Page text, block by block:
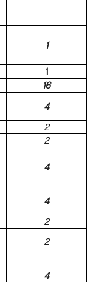
1
1
16
4
2
2
4
4
2
2
4